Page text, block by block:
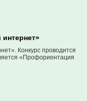
Конкурс проводится
«Профориентация